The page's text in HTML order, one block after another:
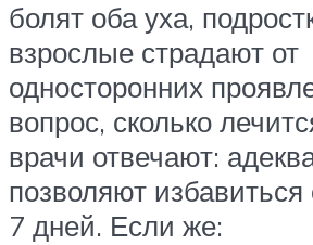
болят оба уха,
взрослые страдают от
односторонних
вопрос, сколько
врачи отвечают:
позволяют избавиться
7 дней. Если же: